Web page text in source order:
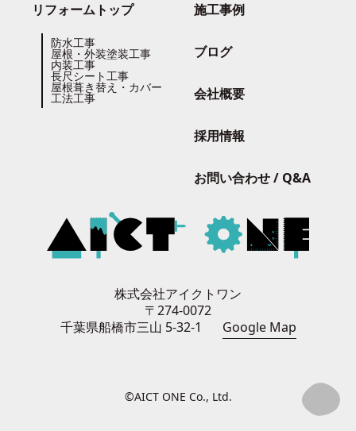
株式会社アイクトワン
〒274-0072
千葉県船橋市三山 5-32-1
Google Map
©AICT ONE Co., Ltd.
リフォームトップ
防水工事
屋根・外装塗装工事
内装工事
長尺シート工事
屋根葺き替え・カバー
工法工事
施工事例
ブログ
会社概要
採用情報
お問い合わせ / Q&A